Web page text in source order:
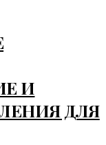
И
ДЛЯ